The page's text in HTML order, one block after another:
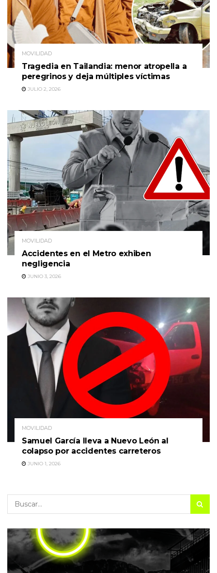
MOVILIDAD
Tragedia en Tailandia: menor atropella a
peregrinos y deja múltiples víctimas
JULIO 2, 2026
MOVILIDAD
Accidentes en el Metro exhiben
negligencia
JUNIO 3, 2026
MOVILIDAD
Samuel García lleva a Nuevo León al
colapso por accidentes carreteros
JUNIO 1, 2026